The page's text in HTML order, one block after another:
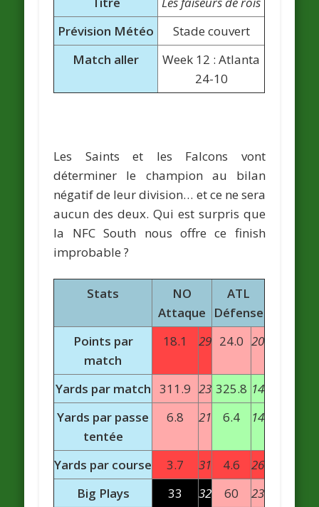
Prévision Météo
Stade couvert
Match aller
Week 12 : Atlanta
24-10
Les Saints et les Falcons vont
déterminer le champion au bilan
négatif de leur division… et ce ne sera
aucun des deux. Qui est surpris que
la NFC South nous offre ce finish
improbable ?
Stats
NO
Attaque
ATL
Défense
Points par
match
18.1 29 24.0 20
Yards par match 311.9 23 325.8 14
Yards par passe
tentée
6.8 21 6.4 14
Yards par course 3.7 31 4.6
26
Big Plays
33 32 60
23